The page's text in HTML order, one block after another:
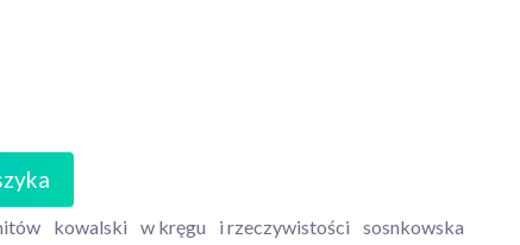
kowalski w kręgu i rzeczywistości sosnkowska